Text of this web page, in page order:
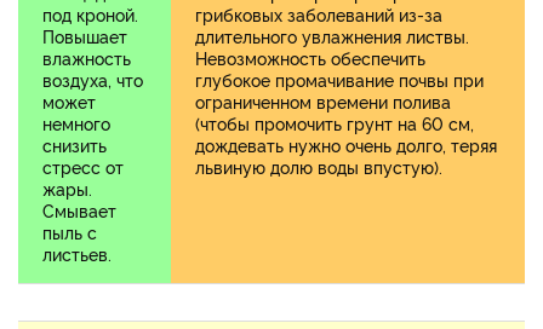
под кроной.
Повышает
влажность
воздуха, что
может
немного
снизить
стресс от
жары.
Смывает
пыль с
листьев.
грибковых заболеваний из-за
длительного увлажнения листвы.
Невозможность обеспечить
глубокое промачивание почвы при
ограниченном времени полива
(чтобы промочить грунт на 60 см,
дождевать нужно очень долго, теряя
львиную долю воды впустую).